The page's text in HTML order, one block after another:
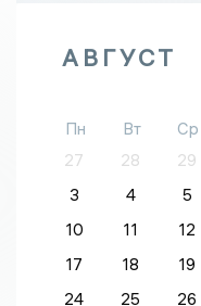
АВГУСТ
Пн Вт Ср
27
28 29
3
4 5
10
11 12
17
18 19
24
25 26